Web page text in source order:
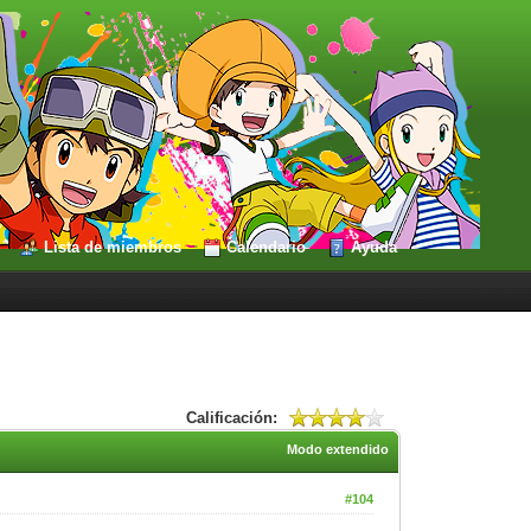
Lista de miembros Calendario Ayuda
Calificación:
Modo extendido
#104